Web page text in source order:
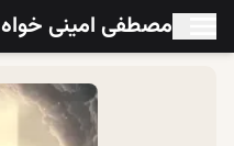
مصطفی امینی خواه